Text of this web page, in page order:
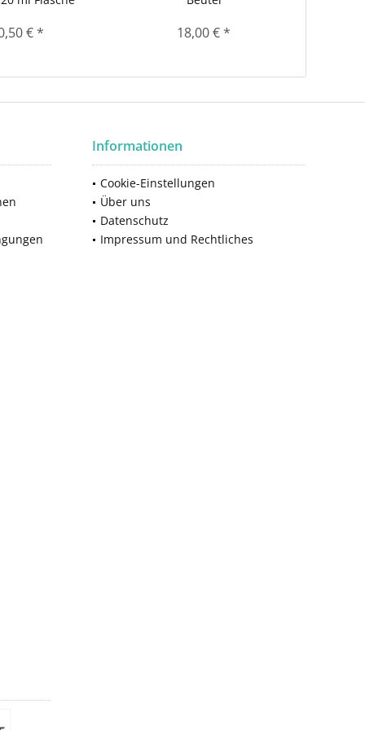
€ * 18,00 € *
Informationen
Cookie-Einstellungen
Über uns
Datenschutz
Impressum und Rechtliches